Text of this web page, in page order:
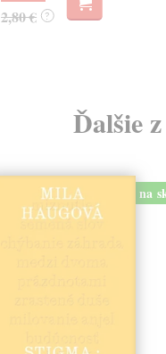
2,80 € ?
Ďalšie
na